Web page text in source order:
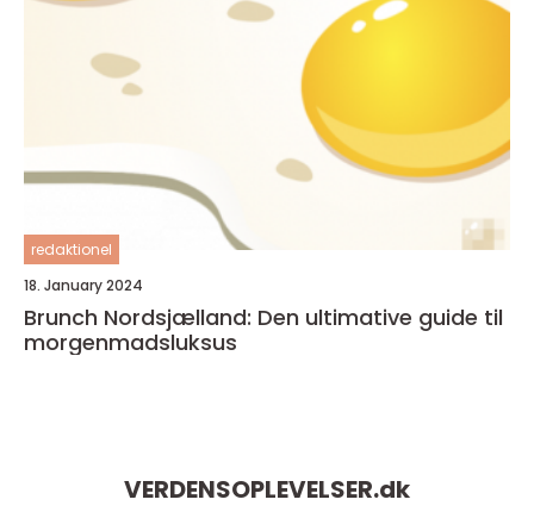
redaktionel
18. January 2024
Brunch Nordsjælland: Den ultimative guide til
morgenmadsluksus
VERDENSOPLEVELSER.dk